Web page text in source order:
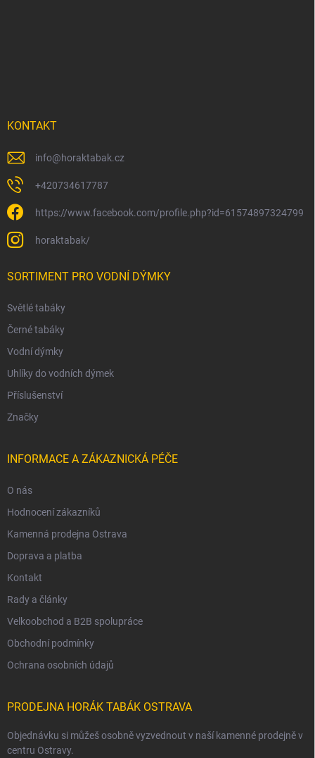
KONTAKT
info@horaktabak.cz
+420734617787
https://www.facebook.com/profile.php?id=61574897324799
horaktabak/
SORTIMENT PRO VODNÍ DÝMKY
Světlé tabáky
Černé tabáky
Vodní dýmky
Uhlíky do vodních dýmek
Příslušenství
Značky
INFORMACE A ZÁKAZNICKÁ PÉČE
O nás
Hodnocení zákazníků
Kamenná prodejna Ostrava
Doprava a platba
Kontakt
Rady a články
Velkoobchod a B2B spolupráce
Obchodní podmínky
Ochrana osobních údajů
PRODEJNA HORÁK TABÁK OSTRAVA
Objednávku si můžeš osobně vyzvednout v naší kamenné prodejně v
centru Ostravy.